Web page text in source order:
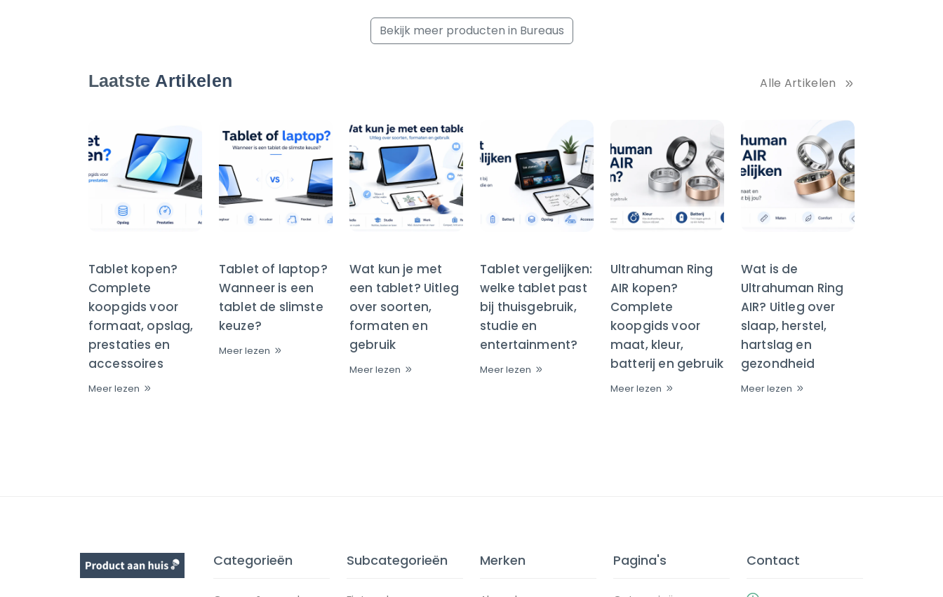
Bekijk meer producten in Bureaus
Laatste Artikelen Alle Artikelen
Tablet kopen?
Complete
koopgids voor
formaat, opslag,
prestaties en
accessoires
Meer lezen
Tablet of laptop?
Wanneer is een
tablet de slimste
keuze?
Meer lezen
Wat kun je met
een tablet? Uitleg
over soorten,
formaten en
gebruik
Meer lezen
Tablet vergelijken:
welke tablet past
bij thuisgebruik,
studie en
entertainment?
Meer lezen
Ultrahuman Ring
AIR kopen?
Complete
koopgids voor
maat, kleur,
batterij en gebruik
Meer lezen
Wat is de
Ultrahuman Ring
AIR? Uitleg over
slaap, herstel,
hartslag en
gezondheid
Meer lezen
Categorieën Subcategorieën Merken Pagina's Contact